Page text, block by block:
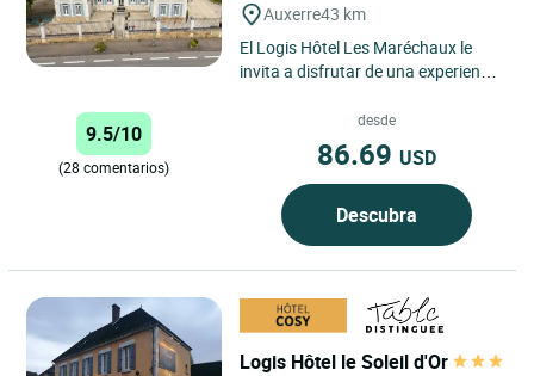
Auxerre43 km
El Logis Hôtel Les Maréchaux le
invita a disfrutar de una experiencia
9.5/10
(28 comentarios)
desde
86.69 USD
Descubra
Logis Hôtel le Soleil d'Or